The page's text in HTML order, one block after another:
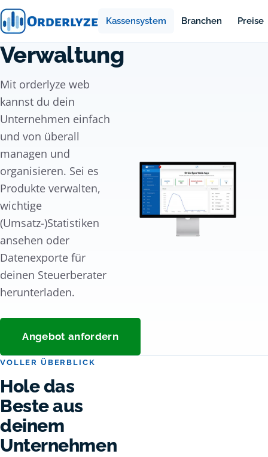
Kassensystem Branchen Preise
Verwaltung
Mit orderlyze web
kannst du dein
Unternehmen einfach
und von überall
managen und
organisieren. Sei es
Produkte verwalten,
wichtige
(Umsatz-)Statistiken
ansehen oder
Datenexporte für
deinen Steuerberater
herunterladen.
Angebot anfordern
VOLLER ÜBERBLICK
Hole das
Besteaus
deinem
Unternehmen